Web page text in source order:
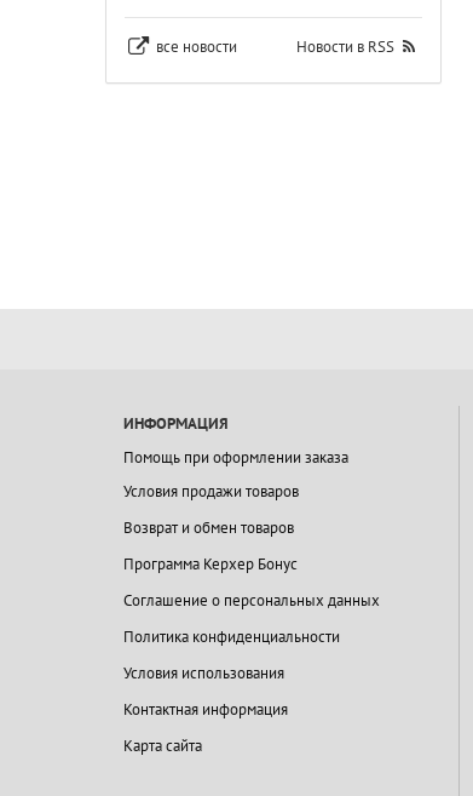
все новости Новости в RSS
ИНФОРМАЦИЯ
Помощь при оформлении заказа
Условия продажи товаров
Возврат и обмен товаров
Программа Керхер Бонус
Соглашение о персональных данных
Политика конфиденциальности
Условия использования
Контактная информация
Карта сайта